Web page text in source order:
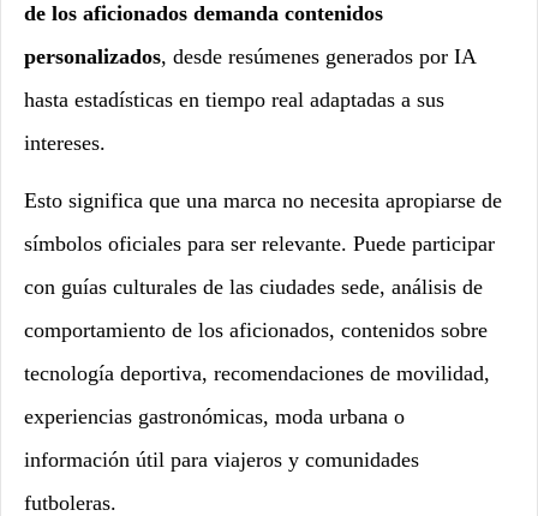
de los aficionados demanda contenidos
personalizados, desde resúmenes generados por IA
hasta estadísticas en tiempo real adaptadas a sus
intereses.
Esto significa que una marca no necesita apropiarse de
símbolos oficiales para ser relevante. Puede participar
con guías culturales de las ciudades sede, análisis de
comportamiento de los aficionados, contenidos sobre
tecnología deportiva, recomendaciones de movilidad,
experiencias gastronómicas, moda urbana o
información útil para viajeros y comunidades
futboleras.